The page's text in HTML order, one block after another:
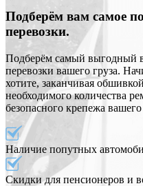
Подберём вам самое
перевозки.
Подберём самый выгодный
перевозки вашего груза.
хотите, заканчивая
необходимого количества
безопасного крепежа вашего
Наличие попутных
Скидки для пенсионеров и